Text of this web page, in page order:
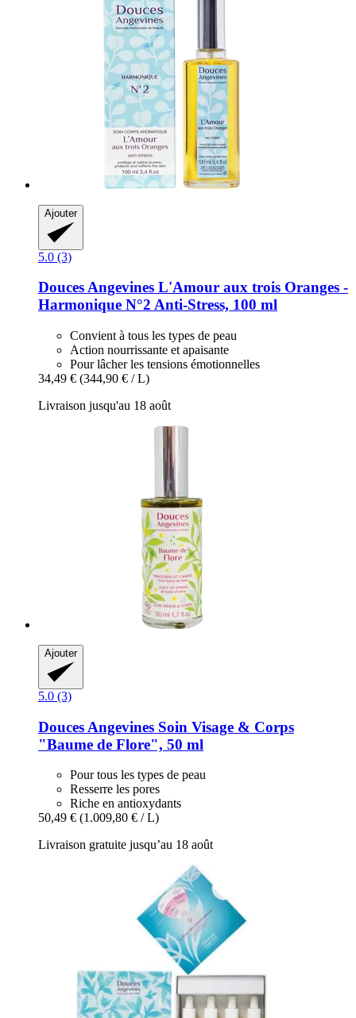
Ajouter
5.0 (3)
Douces Angevines L'Amour aux trois Oranges -​
Harmonique N°2 Anti-​Stress, 100 ml
Convient à tous les types de peau
Action nourrissante et apaisante
Pour lâcher les tensions émotionnelles
34,49 € (344,90 € / L)
Livraison jusqu'au 18 août
Ajouter
5.0 (3)
Douces Angevines Soin Visage & Corps
"Baume de Flore", 50 ml
Pour tous les types de peau
Resserre les pores
Riche en antioxydants
50,49 € (1.009,80 € / L)
Livraison gratuite jusqu’au 18 août